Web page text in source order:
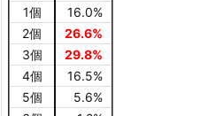
1個
16.0%
2個
26.6%
3個
29.8%
4個
16.5%
5個
5.6%